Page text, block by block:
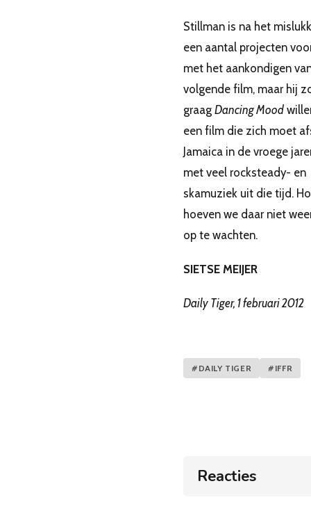
Stillman is na het
een aantal projecten
met het aankondigen
volgende film, maar hij
graag Dancing Mood
een film die zich moet
Jamaica in de vroege
met veel rocksteady- en
skamuziek uit die tijd.
hoeven we daar niet
op te wachten.
SIETSE MEIJER
Daily Tiger, 1 februari 2012
#DAILY TIGER #IFFR
Reacties